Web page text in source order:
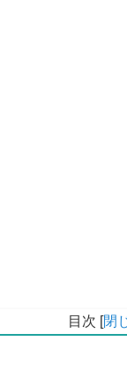
目次 [閉